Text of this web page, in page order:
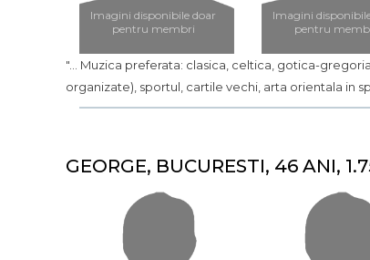
Imagini disponibile doar
pentru membri
Imagini
pentru
"... Muzica preferata: clasica, celtica, gotica-
organizate), sportul, cartile vechi, arta orientala in
GEORGE, BUCURESTI, 46 ANI,